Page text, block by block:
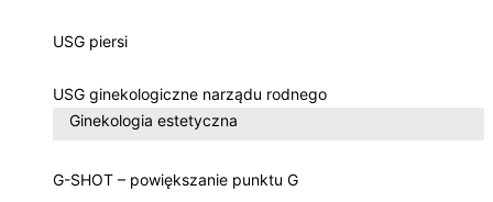
USG piersi
USG ginekologiczne narządu rodnego
Ginekologia estetyczna
G-SHOT – powiększanie punktu G